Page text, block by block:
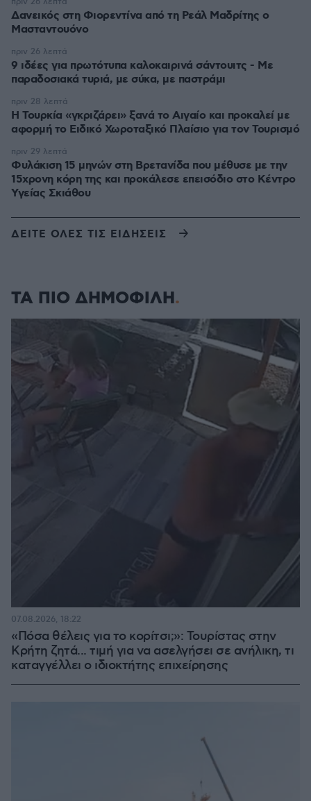
Δανεικός στη Φιορεντίνα από τη Ρεάλ Μαδρίτης ο
Μασταντουόνο
9 ιδέες για πρωτότυπα καλοκαιρινά σάντουιτς - Με
παραδοσιακά τυριά, με σύκα, με παστράμι
πριν 26 λεπτά
Η Τουρκία «γκριζάρει» ξανά το Αιγαίο και προκαλεί με
αφορμή το Ειδικό Χωροταξικό Πλαίσιο για τον Τουρισμό
πριν 28 λεπτά
Φυλάκιση 15 μηνών στη Βρετανίδα που μέθυσε με την
15χρονη κόρη της και προκάλεσε επεισόδιο στο Κέντρο
Υγείας Σκιάθου
πριν 29 λεπτά
ΔΕΙΤΕ ΟΛΕΣ ΤΙΣ ΕΙΔΗΣΕΙΣ
ΤΑ ΠΙΟ ΔΗΜΟΦΙΛΗ
«Πόσα θέλεις για το κορίτσι;»: Τουρίστας στην
Κρήτη ζητά... τιμή για να ασελγήσει σε ανήλικη, τι
καταγγέλλει ο ιδιοκτήτης επιχείρησης
07.08.2026, 18:22